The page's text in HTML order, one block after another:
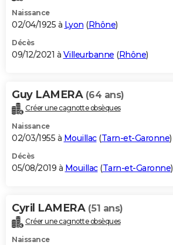
Naissance
02/04/1925 à Lyon (Rhône)
Décès
09/12/2021 à Villeurbanne (Rhône)
Guy LAMERA (64 ans)
Créer une cagnotte obsèques
Naissance
02/03/1955 à Mouillac(Tarn-et-Garonne)
Décès
05/08/2019 à Mouillac(Tarn-et-Garonne)
Cyril LAMERA (51 ans)
Créer une cagnotte obsèques
Naissance